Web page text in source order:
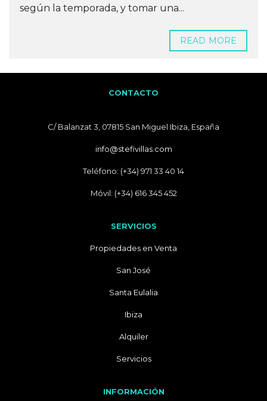
según la temporada, y tomar una...
READ MORE
CONTACTO
C/ Balanzat 3, 07815 San Miguel Ibiza, España
info@stefivillas.com
Teléfono: (+34) 971 33 40 14
Móvil: (+34) 616 345 452
SERVICIOS
Propiedades en Venta
San José
Santa Eulalia
Ibiza
Alquiler
Servicios
INFORMACIÓN